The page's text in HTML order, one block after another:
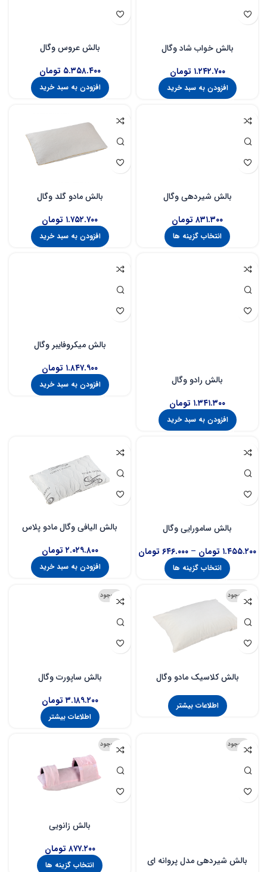
بالش خواب شاد وگال
۱.۲۴۲.۷۰۰ تومان
افزودن به سبد خرید
بالش عروس وگال
۵.۳۵۸.۴۰۰ تومان
افزودن به سبد خرید
بالش شیردهی وگال
۸۳۱.۳۰۰ تومان
انتخاب گزینه ها
بالش مادو گلد وگال
۱.۷۵۲.۷۰۰ تومان
افزودن به سبد خرید
بالش رادو وگال
۱.۳۴۱.۳۰۰ تومان
افزودن به سبد خرید
بالش میکروفایبر وگال
۱.۸۴۷.۹۰۰ تومان
افزودن به سبد خرید
بالش سامورایی وگال
۱.۴۵۵.۲۰۰ تومان – ۶۴۶.۰۰۰ تومان
انتخاب گزینه ها
بالش الیافی وگال مادو پلاس
۲.۰۲۹.۸۰۰ تومان
افزودن به سبد خرید
ناموجود
بالش کلاسیک مادو وگال
اطلاعات بیشتر
ناموجود
بالش ساپورت وگال
۳.۱۸۹.۲۰۰ تومان
اطلاعات بیشتر
ناموجود
بالش شیردهی مدل پروانه ای
ناموجود
بالش زانویی
۸۷۷.۲۰۰ تومان
انتخاب گزینه ها